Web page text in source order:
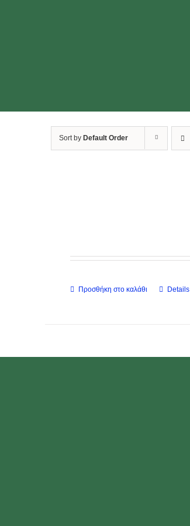
Sort by Default Order
Προσθήκη στο καλάθι Details